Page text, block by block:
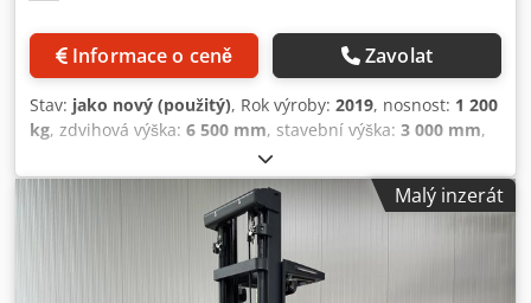
Informace o ceně Zavolat
Stav: jako nový (použitý), Rok výroby: 2019, nosnost: 1 200
kg, zdvihová výška: 6 500 mm, stavební výška: 3 000 mm,
, typ paliva:
stožáru:triplex, Výrobce + model: JUNGHEINRICH EKS 312
Stožár: P + F - 3F6500 ID: 25116.5772 Kategorie: Použité
Stožár: 3F Snížená výška: 3000 mm Zdvihací výška: 6500
mm Nosnost: 1200 kg / 600 kg Výška plošiny: 6500 mm
Výška vychystávání: 8100 mm Šířka kabiny: 1400 mm Rok
Malý inzerát